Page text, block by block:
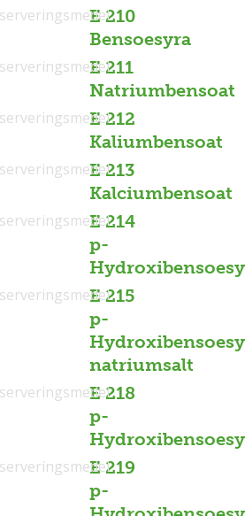
E 210
Bensoesyra
E 211
Natriumbensoat
E 212
Kaliumbensoat
E 213
Kalciumbensoat
E 214
p-
E 215
p-
natriumsalt
E 218
p-
E 219
p-